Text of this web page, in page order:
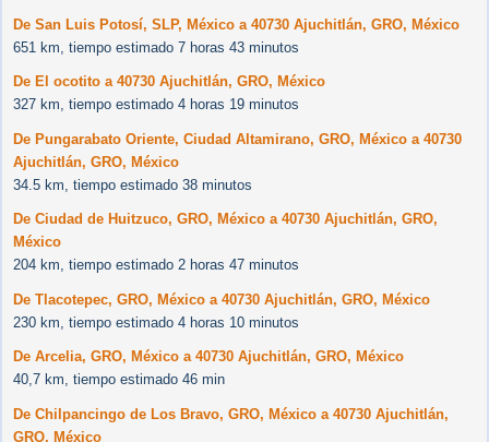
De San Luis Potosí, SLP, México a 40730 Ajuchitlán, GRO, México
651 km, tiempo estimado 7 horas 43 minutos
De El ocotito a 40730 Ajuchitlán, GRO, México
327 km, tiempo estimado 4 horas 19 minutos
De Pungarabato Oriente, Ciudad Altamirano, GRO, México a 40730
Ajuchitlán, GRO, México
34.5 km, tiempo estimado 38 minutos
De Ciudad de Huitzuco, GRO, México a 40730 Ajuchitlán, GRO,
México
204 km, tiempo estimado 2 horas 47 minutos
De Tlacotepec, GRO, México a 40730 Ajuchitlán, GRO, México
230 km, tiempo estimado 4 horas 10 minutos
De Arcelia, GRO, México a 40730 Ajuchitlán, GRO, México
40,7 km, tiempo estimado 46 min
De Chilpancingo de Los Bravo, GRO, México a 40730 Ajuchitlán,
GRO, México